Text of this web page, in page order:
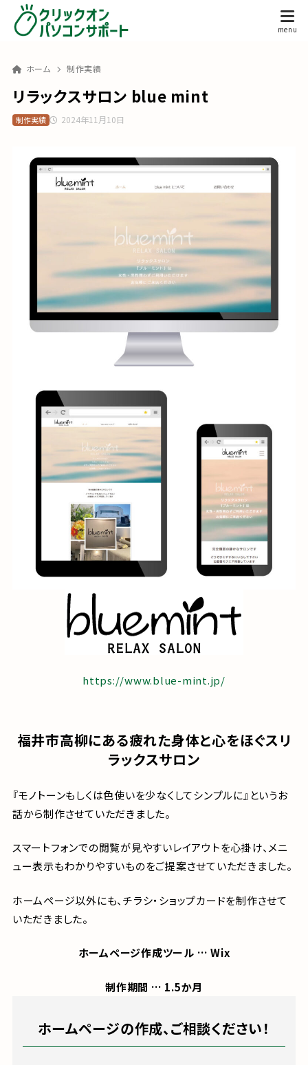
ホーム 制作実績
リラックスサロン blue mint
2024年11月10日
制作実績
https://www.blue-mint.jp/
福井市高柳にある疲れた身体と心をほぐスリ
ラックスサロン
『モノトーンもしくは色使いを少なくしてシンプルに』というお
話から制作させていただきました。
スマートフォンでの閲覧が見やすいレイアウトを心掛け、メニ
ュー表示もわかりやすいものをご提案させていただきました。
ホームページ以外にも、チラシ・ショップカードを制作させて
いただきました。
ホームページ作成ツール … Wix
制作期間 … 1.5か月
ホームページの作成、ご相談ください！